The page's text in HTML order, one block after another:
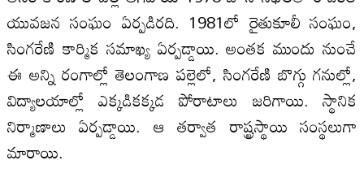
యువజన సంఘం ఏర్పడిరది. 1981లో రైతుకూలీ సంఘం,
సింగరేణి కార్మిక సమాఖ్య ఏర్పడ్డాయి. అంతక ముందు నుంచే
ఈ అన్ని రంగాల్లో తెలంగాణ పల్లెలో, సింగరేణి బొగ్గు గనుల్లో,
విద్యాలయాల్లో ఎక్కడికక్కడ పోరాటాలు జరిగాయి. స్థానిక
నిర్మాణాలు ఏర్పడ్డాయి. ఆ తర్వాత రాష్ట్రస్థాయి సంస్థలుగా
మారాయి.